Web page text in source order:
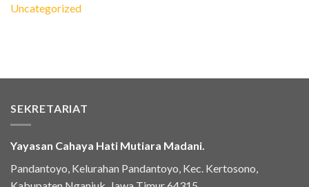
Uncategorized
SEKRETARIAT
Yayasan Cahaya Hati Mutiara Madani.
Pandantoyo, Kelurahan Pandantoyo, Kec. Kertosono,